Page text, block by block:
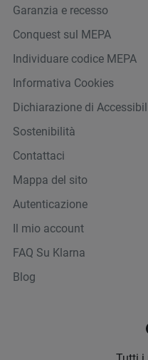
Garanzia e recesso
Conquest sul MEPA
Individuare codice MEPA
Informativa Cookies
Dichiarazione di
Sostenibilità
Contattaci
Mappa del sito
Autenticazione
Il mio account
FAQ Su Klarna
Blog